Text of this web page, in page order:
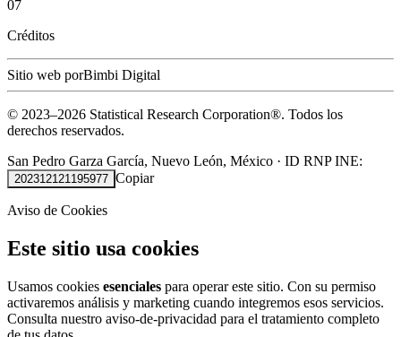
07
Créditos
Sitio web porBimbi Digital
© 2023–2026 Statistical Research Corporation®. Todos los
derechos reservados.
San Pedro Garza García, Nuevo León, México · ID RNP INE:
202312121195977 Copiar
Aviso de Cookies
Este sitio usa cookies
Usamos cookies esenciales para operar este sitio. Con su permiso
activaremos análisis y marketing cuando integremos esos servicios.
Consulta nuestro aviso-de-privacidad para el tratamiento completo